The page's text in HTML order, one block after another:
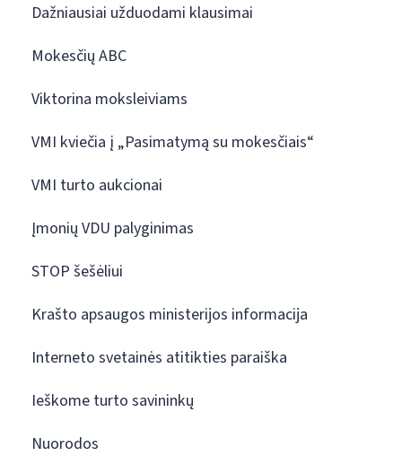
Dažniausiai užduodami klausimai
Mokesčių ABC
Viktorina moksleiviams
VMI kviečia į „Pasimatymą su mokesčiais“
VMI turto aukcionai
Įmonių VDU palyginimas
STOP šešėliui
Krašto apsaugos ministerijos informacija
Interneto svetainės atitikties paraiška
Ieškome turto savininkų
Nuorodos